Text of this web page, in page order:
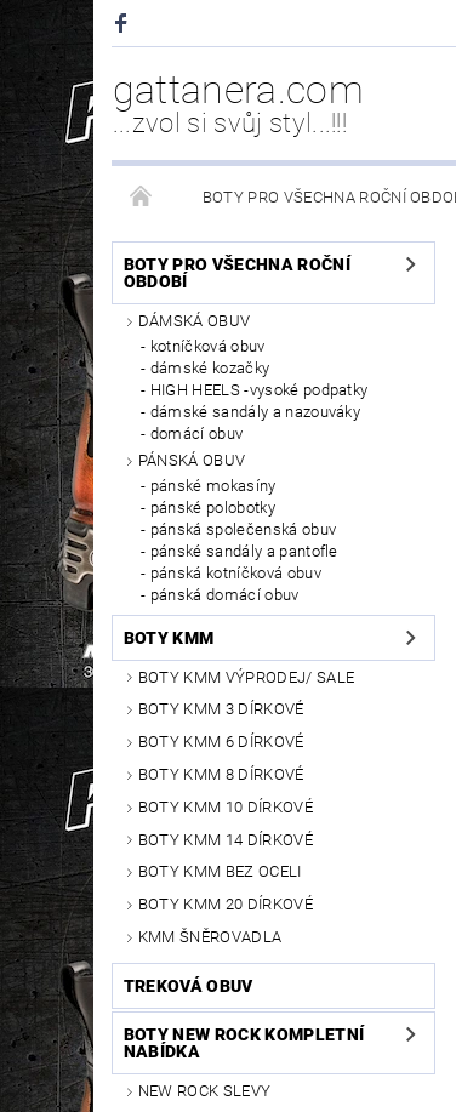
gattanera.com
...zvol si svůj styl...!!!
BOTY PRO VŠECHNA ROČNÍ
NEW ROCK DOPLŇKY/NÁHRADNÍ DÍLY
PÉČE O OBUV
BOTY PRO VŠECHNA ROČNÍ
OBDOBÍ
DÁMSKÁ OBUV
kotníčková obuv
dámské kozačky
HIGH HEELS -vysoké podpatky
dámské sandály a nazouváky
domácí obuv
PÁNSKÁ OBUV
pánské mokasíny
pánské polobotky
pánská společenská obuv
pánské sandály a pantofle
pánská kotníčková obuv
pánská domácí obuv
BOTY KMM
BOTY KMM VÝPRODEJ/ SALE
BOTY KMM 3 DÍRKOVÉ
BOTY KMM 6 DÍRKOVÉ
BOTY KMM 8 DÍRKOVÉ
BOTY KMM 10 DÍRKOVÉ
BOTY KMM 14 DÍRKOVÉ
BOTY KMM BEZ OCELI
BOTY KMM 20 DÍRKOVÉ
KMM ŠNĚROVADLA
TREKOVÁ OBUV
BOTY NEW ROCK KOMPLETNÍ
NABÍDKA
NEW ROCK SLEVY